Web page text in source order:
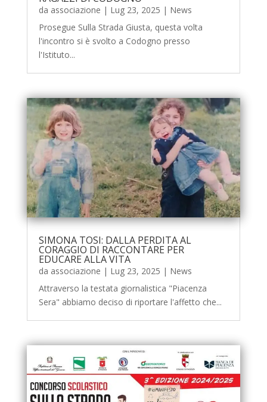
da associazione | Lug 23, 2025 | News
Prosegue Sulla Strada Giusta, questa volta
l'incontro si è svolto a Codogno presso
l'Istituto...
SIMONA TOSI: DALLA PERDITA AL
CORAGGIO DI RACCONTARE PER
EDUCARE ALLA VITA
da associazione | Lug 23, 2025 | News
Attraverso la testata giornalistica "Piacenza
Sera" abbiamo deciso di riportare l'affetto che...